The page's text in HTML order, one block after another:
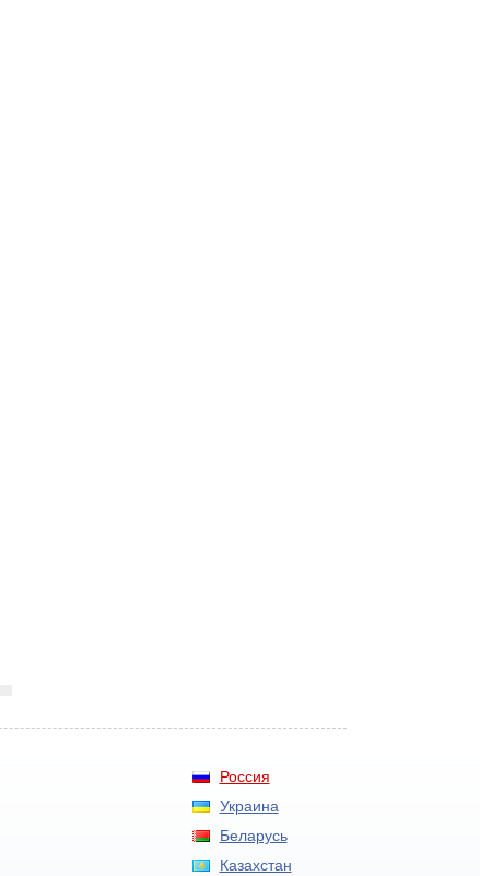
Россия
Украина
Беларусь
Казахстан